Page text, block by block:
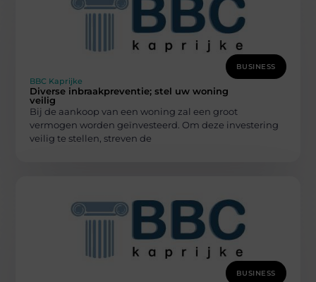
BUSINESS
BBC Kaprijke
Diverse inbraakpreventie; stel uw woning
veilig
Bij de aankoop van een woning zal een groot
vermogen worden geïnvesteerd. Om deze investering
veilig te stellen, streven de
BUSINESS